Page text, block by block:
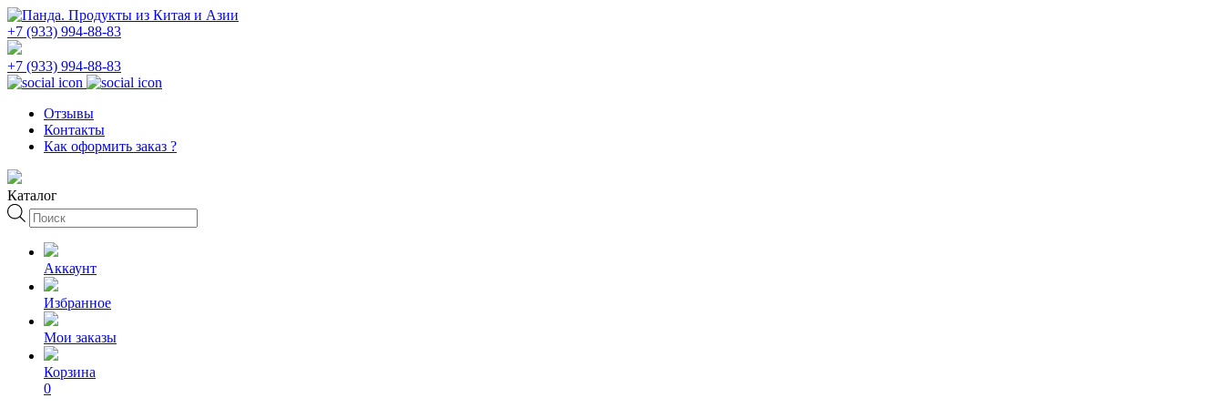
+7 (933) 994-88-83
+7 (933) 994-88-83
Отзывы
Контакты
Как оформить заказ ?
Каталог
Поиск
товаров
Аккаунт
Избранное
Мои заказы
Корзина
0